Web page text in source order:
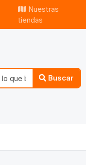
Nuestras
tiendas
Buscar